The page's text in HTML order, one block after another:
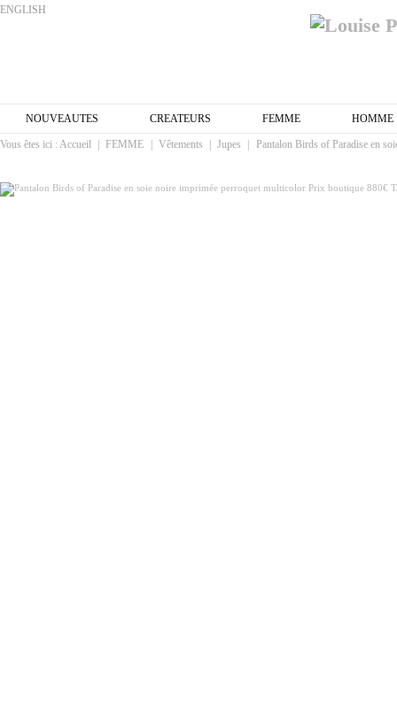
ENGLISH
NOUVEAUTES CREATEURS FEMME HOMME
Vous êtes ici : Accueil FEMME Vêtements Jupes Pantalon Birds of Paradise en